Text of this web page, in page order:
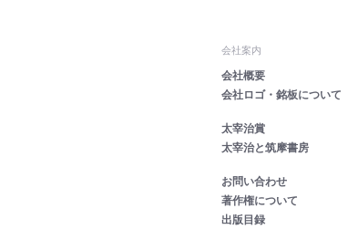
会社案内
会社概要
会社ロゴ・銘板について
太宰治賞
太宰治と筑摩書房
お問い合わせ
著作権について
出版目録